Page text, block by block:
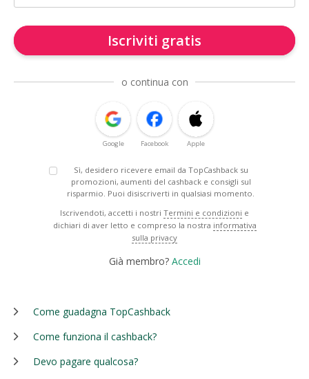
Iscriviti gratis
o continua con
Google Facebook Apple
Sì, desidero ricevere email da TopCashback su
promozioni, aumenti del cashback e consigli sul
risparmio. Puoi disiscriverti in qualsiasi momento.
Iscrivendoti, accetti i nostri Termini e condizioni e
dichiari di aver letto e compreso la nostra informativa
sulla privacy
Già membro? Accedi
Come guadagna TopCashback
Come funziona il cashback?
Devo pagare qualcosa?